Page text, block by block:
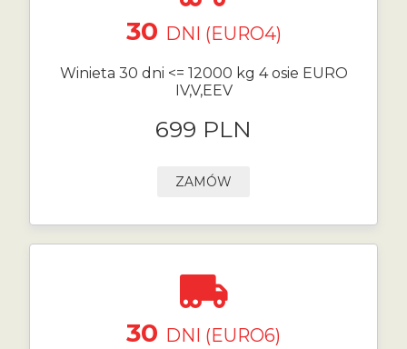
30 DNI (EURO4)
Winieta 30 dni <= 12000 kg 4 osie EURO
IV,V,EEV
699 PLN
ZAMÓW
30 DNI (EURO6)